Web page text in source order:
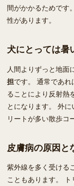
間がかかるためです
性があります。
犬にとっては暑
人間よりずっと地面
担です。 通常であ
ることにより反射熱
とになります。 外
リートが多い散歩コ
皮膚病の原因と
紫外線を多く受ける
こともあります。